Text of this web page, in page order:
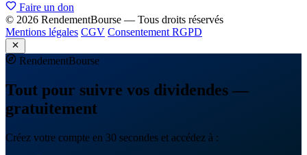
Faire un don
© 2026 RendementBourse — Tous droits réservés
Mentions légales CGV Consentement RGPD
RendementBourse
Tout pour suivre vos dividendes —
gratuitement
Créez votre compte en 30 secondes et accédez à :